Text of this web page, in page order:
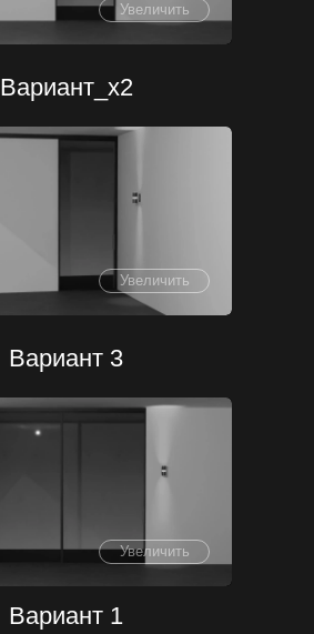
Вариант 1
Вариант 3
Вариант_x2
Увеличить
Увеличить
Увеличить